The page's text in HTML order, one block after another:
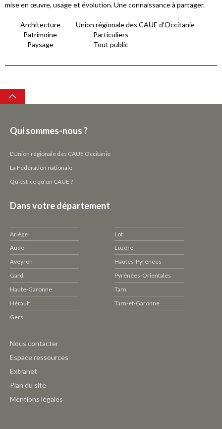
mise en œuvre, usage et évolution. Une connaissance à partager.
Architecture
Patrimoine
Paysage
Union régionale des CAUE d'Occitanie
Particuliers
Tout public
Top
Qui sommes-nous ?
L'Union régionale des CAUE Occitanie
La Fédération nationale
Qu'est-ce qu'un CAUE ?
Dans votre département
Ariège
Aude
Aveyron
Gard
Haute-Garonne
Hérault
Gers
Lot
Lozère
Hautes-Pyrénées
Pyrénées-Orientales
Tarn
Tarn-et-Garonne
Pied
de
page
-
Outils
Nous contacter
Espace ressources
Extranet
Plan du site
Mentions légales